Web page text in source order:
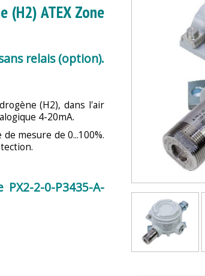
(H2) ATEX Zone
relais (option).
(H2), dans l'air
4-20mA.
mesure de 0...100%.
2-0-P3435-A-